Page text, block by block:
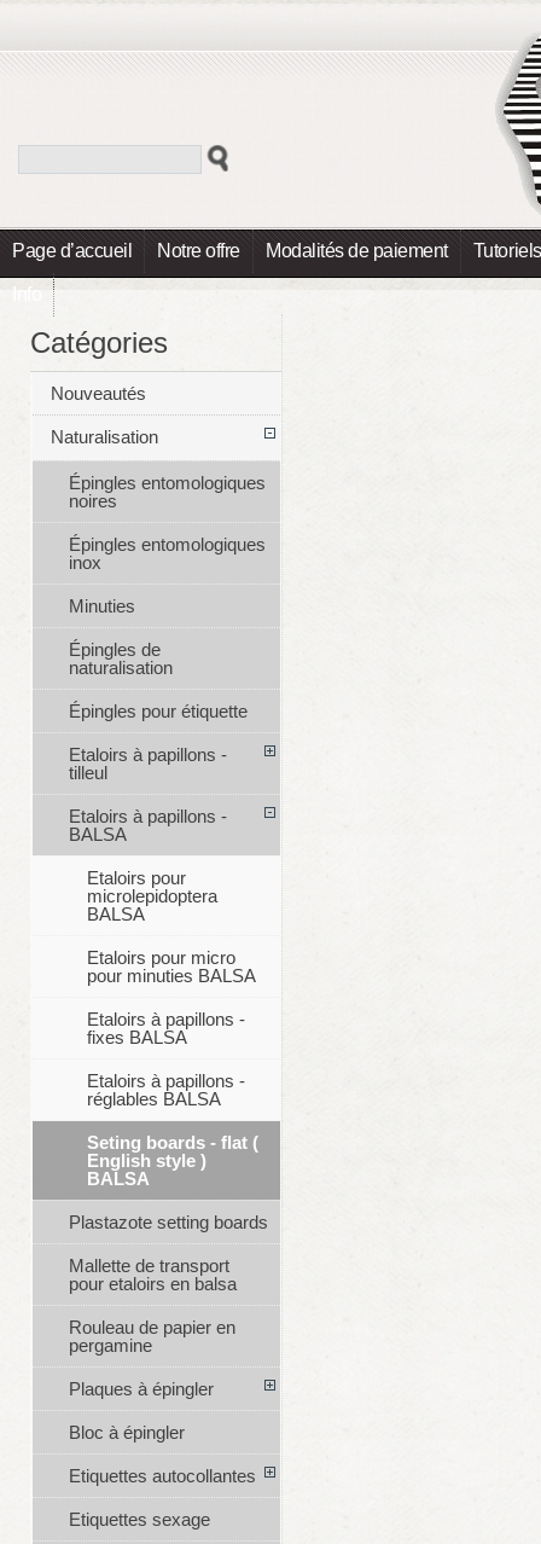
Page d’accueil Notre offre Modalités de paiement Tutoriels
Info
Catégories
Nouveautés
Naturalisation
Épingles entomologiques
noires
Épingles entomologiques
inox
Minuties
Épingles de
naturalisation
Épingles pour étiquette
Etaloirs à papillons -
tilleul
Etaloirs à papillons -
BALSA
Etaloirs pour
microlepidoptera
BALSA
Etaloirs pour micro
pour minuties BALSA
Etaloirs à papillons -
fixes BALSA
Etaloirs à papillons -
réglables BALSA
Seting boards - flat (
English style )
BALSA
Plastazote setting boards
Mallette de transport
pour etaloirs en balsa
Rouleau de papier en
pergamine
Plaques à épingler
Bloc à épingler
Etiquettes autocollantes
Etiquettes sexage